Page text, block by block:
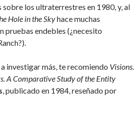
los ultraterrestres en 1980, y, al
Hole in the Skyhace muchas
pruebas endebles (¿necesito
investigar más, te recomiendo Visions.
A Comparative Study of the Entity
, publicado en 1984, reseñado por